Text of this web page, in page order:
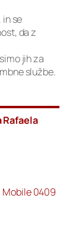
se
da z
jih za
službe.
Mobile 0409